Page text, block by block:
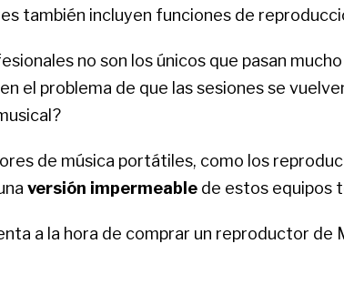
también incluyen funciones de
no son los únicos que pasan
el problema de que las sesiones se
de música portátiles, como los
versión impermeable de estos equipos
a la hora de comprar un reproductor de